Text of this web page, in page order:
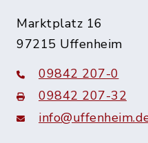
Marktplatz 16
97215 Uffenheim
09842 207-0
09842 207-32